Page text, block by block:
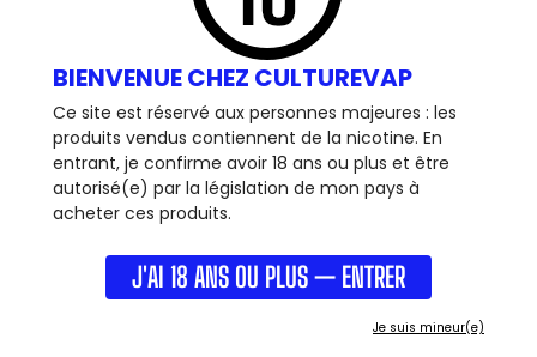
BIENVENUE CHEZ CULTUREVAP
Ce site est réservé aux personnes majeures : les
produits vendus contiennent de la nicotine. En
entrant, je confirme avoir 18 ans ou plus et être
autorisé(e) par la législation de mon pays à
acheter ces produits.
J'AI 18 ANS OU PLUS — ENTRER
Je suis mineur(e)
CÂBLE - USB C - WAVE CONCEPT
Câble USB-C VAPE WAVE, permet de recharger les
appareil ayant un port USB type CCâble...
VOIR +
OUT OF STOCK